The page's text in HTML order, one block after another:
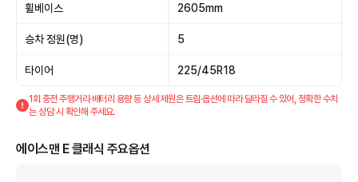
휠베이스 2605mm
승차 정원(명) 5
타이어 225/45R18
1회 충전 주행거리·배터리 용량 등 상세 제원은 트림·옵션에 따라 달라질 수 있어, 정확한 수치
는 상담 시 확인해 주세요.
에이스맨 E 클래식 주요옵션